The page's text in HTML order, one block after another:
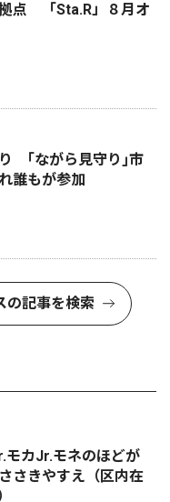
点 「Sta.R」８月オ
｢ながら見守り｣市
誰もが参加
の記事を検索
カJr.モネのほどが
さきやすえ（区内在